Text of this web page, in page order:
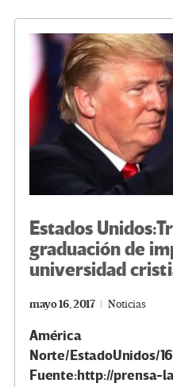
o
k
m n
Estados
graduación de
universidad
mayo 16, 2017 Noticias
Norte/
Fuente:http://prensa-